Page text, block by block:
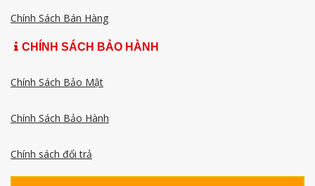
Chính Sách Bán Hàng
CHÍNH SÁCH BẢO HÀNH
Chính Sách Bảo Mật
Chính Sách Bảo Hành
Chính sách đổi trả